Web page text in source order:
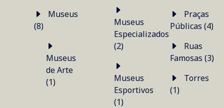
(8)
Museus
de Arte
(1)
Museus
Especializados
(2)
Museus
Esportivos
(1)
Públicas (4)
Famosas (3)
(1)